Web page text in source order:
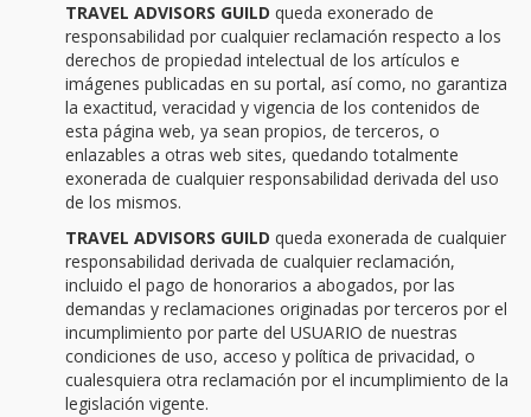
TRAVEL ADVISORS GUILD queda exonerado de
responsabilidad por cualquier reclamación respecto a los
derechos de propiedad intelectual de los artículos e
imágenes publicadas en su portal, así como, no garantiza
la exactitud, veracidad y vigencia de los contenidos de
esta página web, ya sean propios, de terceros, o
enlazables a otras web sites, quedando totalmente
exonerada de cualquier responsabilidad derivada del uso
de los mismos.
TRAVEL ADVISORS GUILD queda exonerada de cualquier
responsabilidad derivada de cualquier reclamación,
incluido el pago de honorarios a abogados, por las
demandas y reclamaciones originadas por terceros por el
incumplimiento por parte del USUARIO de nuestras
condiciones de uso, acceso y política de privacidad, o
cualesquiera otra reclamación por el incumplimiento de la
legislación vigente.